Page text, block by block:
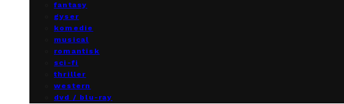
fantasy
gyser
komedie
musical
romantisk
sci-fi
thriller
western
dvd / blu-ray